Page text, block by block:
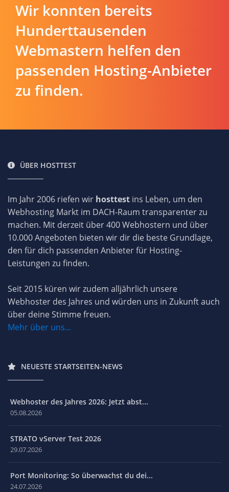
Wir konnten bereits
Hunderttausenden
Webmastern helfen den
passenden Hosting-Anbieter
zu finden.
ÜBER HOSTTEST
Im Jahr 2006 riefen wir hosttest ins Leben, um den
Webhosting Markt im DACH-Raum transparenter zu
machen. Mit derzeit über 400 Webhostern und über
10.000 Angeboten bieten wir dir die beste Grundlage,
den für dich passenden Anbieter für Hosting-
Leistungen zu finden.
Seit 2015 küren wir zudem alljährlich unsere
Webhoster des Jahres und würden uns in Zukunft auch
über deine Stimme freuen.
Mehr über uns...
NEUESTE STARTSEITEN-NEWS
Webhoster des Jahres 2026: Jetzt abst...
05.08.2026
STRATO vServer Test 2026
29.07.2026
Port Monitoring: So überwachst du dei...
24.07.2026